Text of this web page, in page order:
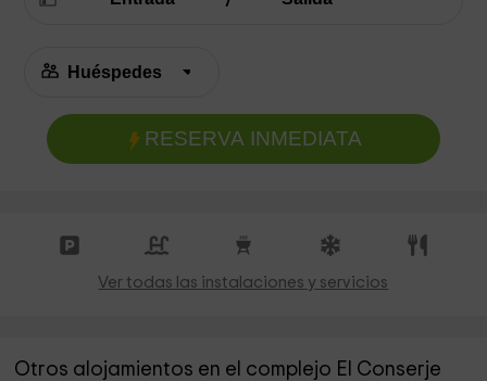
RESERVA INMEDIATA
Ver todas las instalaciones y servicios
Otros alojamientos en el complejo El Conserje